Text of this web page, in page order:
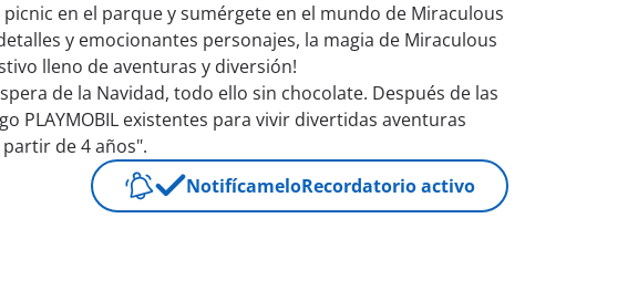
en el parque y sumérgete en el mundo de Miraculous
y emocionantes personajes, la magia de Miraculous
lleno de aventuras y diversión!
de la Navidad, todo ello sin chocolate. Después de las
PLAYMOBIL existentes para vivir divertidas aventuras
de 4 años".
NotifícameloRecordatorio activo